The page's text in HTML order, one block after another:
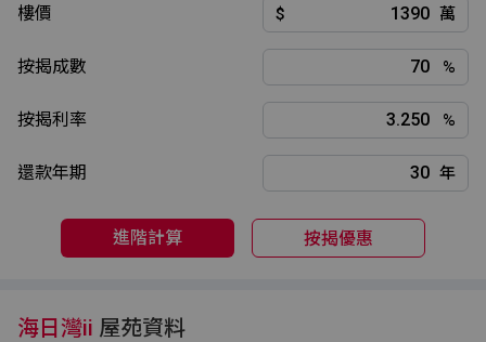
樓價 $ 萬
按揭成數 %
按揭利率 %
還款年期 年
進階計算 按揭優惠
海日灣ii 屋苑資料